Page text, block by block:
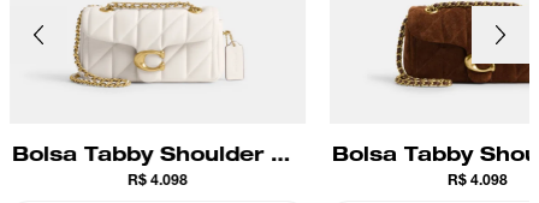
Bolsa Tabby Shoulder 20
With Quilting Coach
R$ 4.098
Bolsa Tabby
With Quilting
R$ 4.098